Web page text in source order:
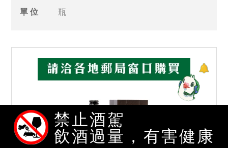
單 位 瓶
禁止酒駕
飲酒過量，有害健康